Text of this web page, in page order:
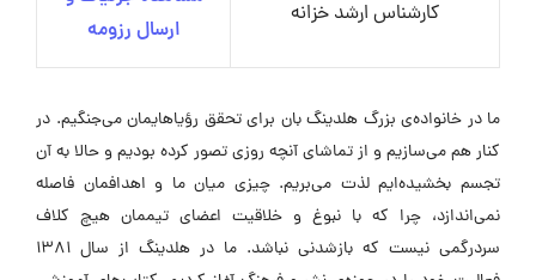
کارشناس ارشد خزانه
ارسال رزومه
ما در خانواده‌ی بزرگ هلدینگ بان برای تحقق رؤیاهایمان می‌جنگیم. در
کنار هم می‌سازیم و از تماشای آنچه روزی تصور کرده بودیم و حالا به آن
تجسم بخشیده‌ایم لذت می‌بریم. چیزی میان ما و اهدافمان فاصله
نمی‌اندازد، چرا که با نبوغ و خلاقیت اعضای تیممان هیچ کلاف
سردرگمی نیست که بازشدنی نباشد. ما در هلدینگ از سال ۱۳۸۱